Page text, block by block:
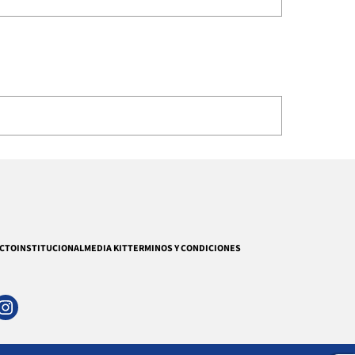
INSTITUCIONALMEDIA KITTERMINOS Y CONDICIONES